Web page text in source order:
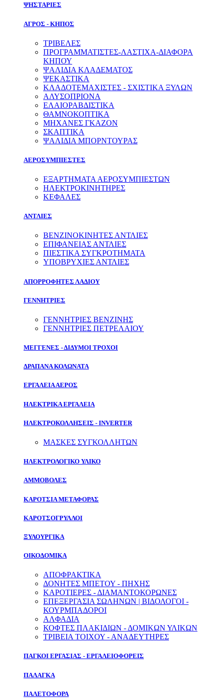
ΨΗΣΤΑΡΙΕΣ
ΑΓΡΟΣ - ΚΗΠΟΣ
ΤΡΙΒΕΛΕΣ
ΠΡΟΓΡΑΜΜΑΤΙΣΤΕΣ-ΛΑΣΤΙΧΑ-ΔΙΑΦOΡΑ
ΚΗΠΟΥ
ΨΑΛΙΔΙΑ ΚΛΑΔΕΜΑΤΟΣ
ΨΕΚΑΣΤΙΚΑ
ΚΛΑΔΟΤΕΜΑΧΙΣΤΕΣ - ΣΧΙΣΤΙΚΑ ΞΥΛΩΝ
ΑΛΥΣΟΠΡΙΟΝΑ
ΕΛΑΙΟΡΑΒΔΙΣΤΙΚΑ
ΘΑΜΝΟΚΟΠΤΙΚΑ
ΜΗΧΑΝΕΣ ΓΚΑΖΟΝ
ΣΚΑΠΤΙΚΑ
ΨΑΛΙΔΙΑ ΜΠΟΡΝΤΟΥΡΑΣ
ΑΕΡΟΣΥΜΠΙΕΣΤΕΣ
ΕΞΑΡΤΗΜΑΤΑ ΑΕΡΟΣΥΜΠΙΕΣΤΩΝ
ΗΛΕΚΤΡΟΚΙΝΗΤΗΡΕΣ
ΚΕΦΑΛΕΣ
ΑΝΤΛΙΕΣ
ΒΕΝΖΙΝΟΚΙΝΗΤΕΣ ΑΝΤΛΙΕΣ
ΕΠΙΦΑΝΕΙΑΣ ΑΝΤΛΙΕΣ
ΠΙΕΣΤΙΚΑ ΣΥΓΚΡΟΤΗΜΑΤΑ
ΥΠΟΒΡΥΧΙΕΣ ΑΝΤΛΙΕΣ
ΑΠΟΡΡΟΦΗΤΕΣ ΛΑΔΙΟΥ
ΓΕΝΝΗΤΡΙΕΣ
ΓΕΝΝΗΤΡΙΕΣ ΒΕΝΖΙΝΗΣ
ΓΕΝΝΗΤΡΙΕΣ ΠΕΤΡΕΛΑΙΟΥ
ΜΕΓΓΕΝΕΣ - ΔΙΔΥΜΟΙ ΤΡΟΧΟΙ
ΔΡΑΠΑΝΑ ΚΟΛΩΝΑΤΑ
ΕΡΓΑΛΕΙΑ ΑΕΡΟΣ
ΗΛΕΚΤΡΙΚΑ ΕΡΓΑΛΕΙΑ
ΗΛΕΚΤΡΟΚΟΛΛΗΣΕΙΣ - INVERTER
ΜΑΣΚΕΣ ΣΥΓΚΟΛΛΗΤΩΝ
ΗΛΕΚΤΡΟΛΟΓΙΚΟ ΥΛΙΚΟ
ΑΜΜΟΒΟΛΕΣ
ΚΑΡΟΤΣΙΑ ΜΕΤΑΦΟΡΑΣ
ΚΑΡΟΤΣΟΓΡΥΛΛΟΙ
ΞΥΛΟΥΡΓΙΚΑ
ΟΙΚΟΔΟΜΙΚΑ
ΑΠΟΦΡΑΚΤΙΚΑ
ΔΟΝΗΤΕΣ ΜΠΕΤΟΥ - ΠΗΧΗΣ
ΚΑΡΟΤΙΕΡΕΣ - ΔΙΑΜΑΝΤΟΚΟΡΩΝΕΣ
ΕΠΕΞΕΡΓΑΣΙΑ ΣΩΛΗΝΩΝ | ΒΙΔΟΛΟΓΟΙ -
ΚΟΥΡΜΠΑΔΟΡΟΙ
ΑΛΦΑΔΙΑ
ΚΟΦΤΕΣ ΠΛΑΚΙΔΙΩΝ - ΔΟΜΙΚΩΝ ΥΛΙΚΩΝ
ΤΡΙΒΕΙΑ ΤΟΙΧΟΥ - ΑΝΑΔΕΥΤΗΡΕΣ
ΠΑΓΚΟΙ ΕΡΓΑΣΙΑΣ - ΕΡΓΑΛΕΙΟΦΟΡΕΙΣ
ΠΑΛΑΓΚΑ
ΠΑΛΕΤΟΦΟΡΑ